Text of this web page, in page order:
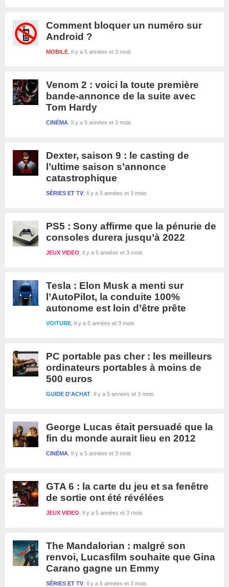
Comment bloquer un numéro sur
Android ?
Il y a 5 années et 3 mois
MOBILE
Venom 2 : voici la toute première
bande-annonce de la suite avec
Tom Hardy
Il y a 5 années et 3 mois
CINÉMA
Dexter, saison 9 : le casting de
l’ultime saison s’annonce
catastrophique
Il y a 5 années et 3 mois
SÉRIES ET TV
PS5 : Sony affirme que la pénurie de
consoles durera jusqu’à 2022
Il y a 5 années et 3 mois
JEUX VIDEO
Tesla : Elon Musk a menti sur
l’AutoPilot, la conduite 100%
autonome est loin d’être prête
Il y a 5 années et 3 mois
VOITURE
PC portable pas cher : les meilleurs
ordinateurs portables à moins de
500 euros
Il y a 5 années et 3 mois
GUIDE D'ACHAT
George Lucas était persuadé que la
fin du monde aurait lieu en 2012
Il y a 5 années et 3 mois
CINÉMA
GTA 6 : la carte du jeu et sa fenêtre
de sortie ont été révélées
Il y a 5 années et 3 mois
JEUX VIDEO
The Mandalorian : malgré son
renvoi, Lucasfilm souhaite que Gina
Carano gagne un Emmy
Il y a 5 années et 3 mois
SÉRIES ET TV